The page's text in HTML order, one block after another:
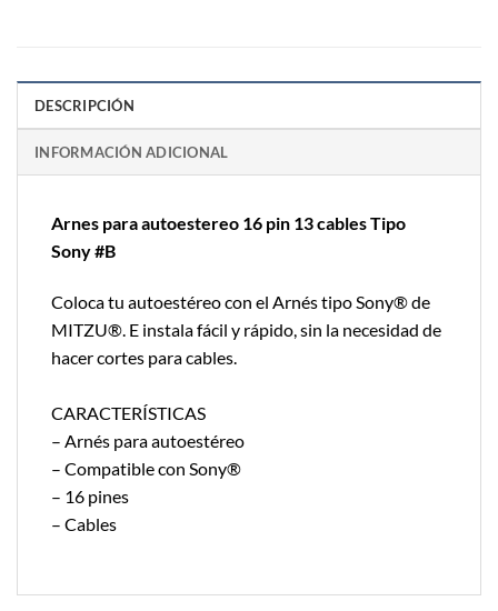
DESCRIPCIÓN
INFORMACIÓN ADICIONAL
Arnes para autoestereo 16 pin 13 cables Tipo
Sony #B
Coloca tu autoestéreo con el Arnés tipo Sony® de
MITZU®. E instala fácil y rápido, sin la necesidad de
hacer cortes para cables.
CARACTERÍSTICAS
– Arnés para autoestéreo
– Compatible con Sony®
– 16 pines
– Cables